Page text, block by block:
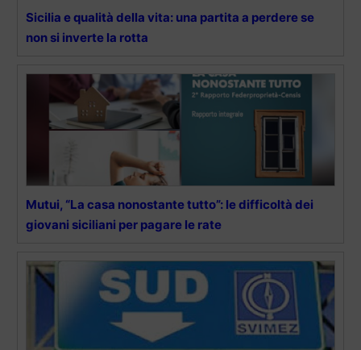
Sicilia e qualità della vita: una partita a perdere se
non si inverte la rotta
Mutui, “La casa nonostante tutto”: le difficoltà dei
giovani siciliani per pagare le rate